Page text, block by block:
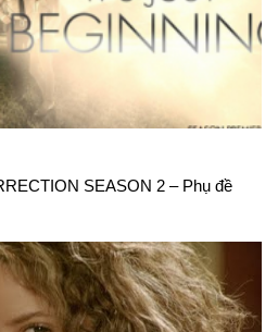
SEASON 2 – Phụ đề